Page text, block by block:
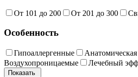
От 101 до 200 От 201 до 300
Особенность
Гипоаллергенные
Анатомическая
Воздухопроницаемые
Лечебный